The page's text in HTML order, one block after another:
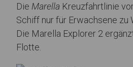
Die Marella Kreuzfahrtlinie
Schiff nur für Erwachsene zu
Die Marella Explorer 2
Flotte.